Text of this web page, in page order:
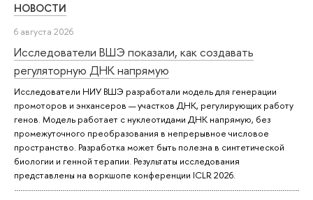
НОВОСТИ
6 августа 2026
Исследователи ВШЭ показали, как создавать
регуляторную ДНК напрямую
Исследователи НИУ ВШЭ разработали модель для генерации
промоторов и энхансеров — участков ДНК, регулирующих работу
генов. Модель работает с нуклеотидами ДНК напрямую, без
промежуточного преобразования в непрерывное числовое
пространство. Разработка может быть полезна в синтетической
биологии и генной терапии. Результаты исследования
представлены на воркшопе конференции ICLR 2026.